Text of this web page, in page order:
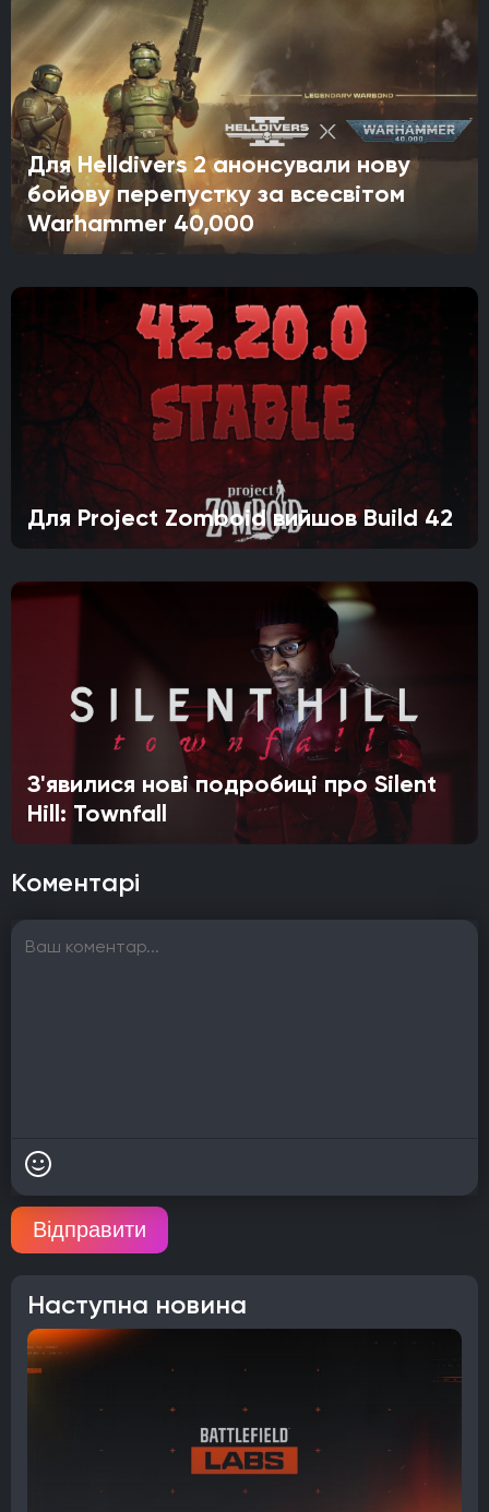
Для Helldivers 2 анонсували нову
бойову перепустку за всесвітом
Warhammer 40,000
Для Project Zomboid вийшов Build 42
З'явилися нові подробиці про Silent
Hill: Townfall
Коментарі
Відправити
Наступна новина